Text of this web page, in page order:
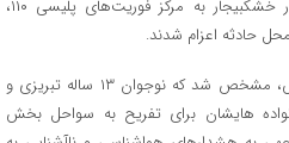
در دو حادثه جداگانه در دریای خزر در خشکبیجار به مرکز فوریت‌های پلیسی ۱۱۰،
حادثه اعزام شدند.
وی افزود: پس از بررسی ماموران پلیس، مشخص شد که نوجوان ۱۳ ساله تبریزی و
خانواده هایشان برای تفریح به سواحل بخش